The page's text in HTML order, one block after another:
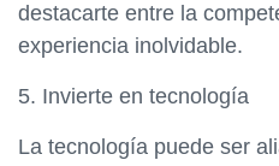
destacarte entre la
experiencia inolvidable.
5. Invierte en tecnología
La tecnología puede ser